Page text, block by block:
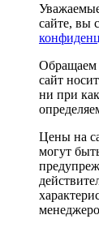
сайте, вы
Обращаем
сайт
ни при
Цены на
могут